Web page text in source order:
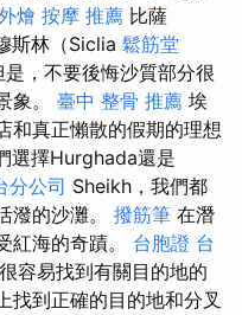
燴 按摩 推薦 比薩
斯林（Siclia 鬆筋堂
，不要後悔沙質部分很
象。 臺中 整骨 推薦 埃
和真正懶散的假期的理想
選擇Hurghada還是
分公司 Sheikh，我們都
潑的沙灘。 撥筋筆 在潛
紅海的奇蹟。 台胞證 台
容易找到有關目的地的
找到正確的目的地和分叉